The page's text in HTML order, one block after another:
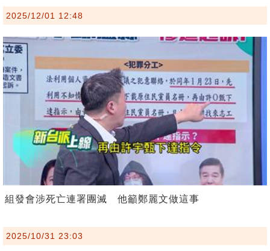
2025/12/01 12:48
組發會涉死亡連署團滅 他籲鄭麗文做這事
2025/10/31 23:03